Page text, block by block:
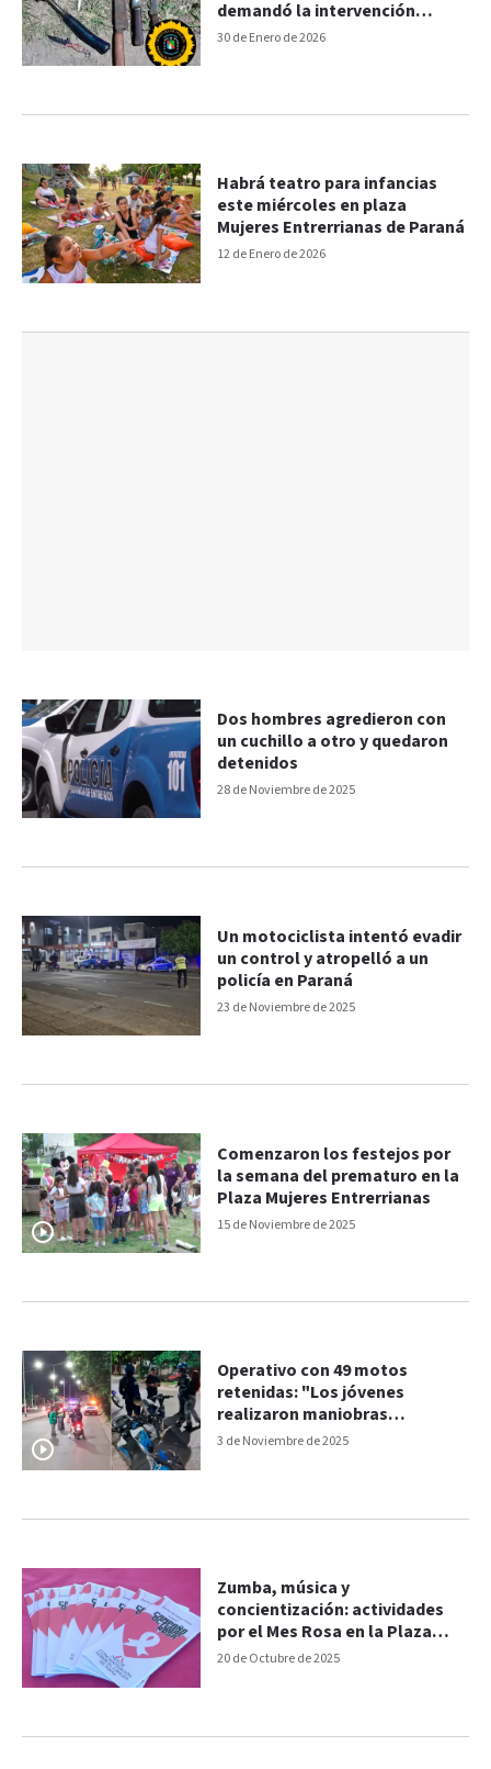
30 de Enero de 2026
demandó la intervención
policial
12 de Enero de 2026
Habrá teatro para infancias
este miércoles en plaza
Mujeres Entrerrianas de Paraná
28 de Noviembre de 2025
Dos hombres agredieron con
un cuchillo a otro y quedaron
detenidos
23 de Noviembre de 2025
Un motociclista intentó evadir
un control y atropelló a un
policía en Paraná
15 de Noviembre de 2025
Comenzaron los festejos por
la semana del prematuro en la
Plaza Mujeres Entrerrianas
3 de Noviembre de 2025
Operativo con 49 motos
retenidas: "Los jóvenes
realizaron maniobras
peligrosas"
20 de Octubre de 2025
Zumba, música y
concientización: actividades
por el Mes Rosa en la Plaza
Mujeres Entrerrianas